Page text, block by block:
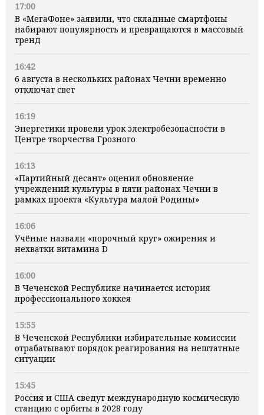
17:00
В «МегаФоне» заявили, что складные смартфоны
набирают популярность и превращаются в массовый
тренд
16:42
6 августа в нескольких районах Чечни временно
отключат свет
16:19
Энергетики провели урок электробезопасности в
Центре творчества Грозного
16:13
«Партийный десант» оценил обновление
учреждений культуры в пяти районах Чечни в
рамках проекта «Культура малой Родины»
16:06
Учёные назвали «порочный круг» ожирения и
нехватки витамина D
16:00
В Чеченской Республике начинается история
профессионального хоккея
15:55
В Чеченской Республики избирательные комиссии
отрабатывают порядок реагирования на нештатные
ситуации
15:45
Россия и США сведут международную космическую
станцию с орбиты в 2028 году